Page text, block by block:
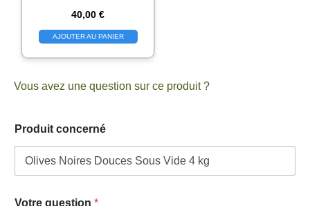
40,00 €
AJOUTER AU PANIER
Vous avez une question sur ce produit ?
o
t
o
Produit concerné
Votre question *